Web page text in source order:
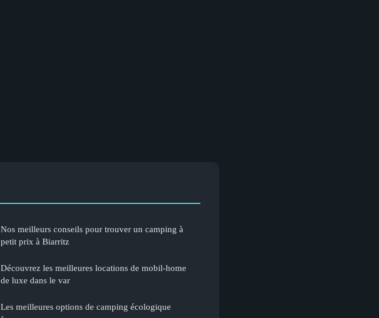
Nos meilleurs conseils pour trouver un camping à
petit prix à Biarritz
Découvrez les meilleures locations de mobil-home
de luxe dans le var
Les meilleures options de camping écologique